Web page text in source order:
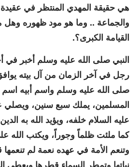
هي حقيقة المهدي المنتظر في
والجماعة .. وما هو مود ظهوره وهل
القيامة الكبرى؟.
النبي صلى الله عليه وسلم أخبر في
رجل في آخر الزمان من آل بيته
صلى الله عليه وسلم واسم أبيه اسم
المسلمين، يملك سبع سنين،
عليه السلام خلفه، ويؤيد الله به
كما ملئت ظلماً وجوراً، ويكتب الله
وتنعم الأمة في عهده نعمة لم